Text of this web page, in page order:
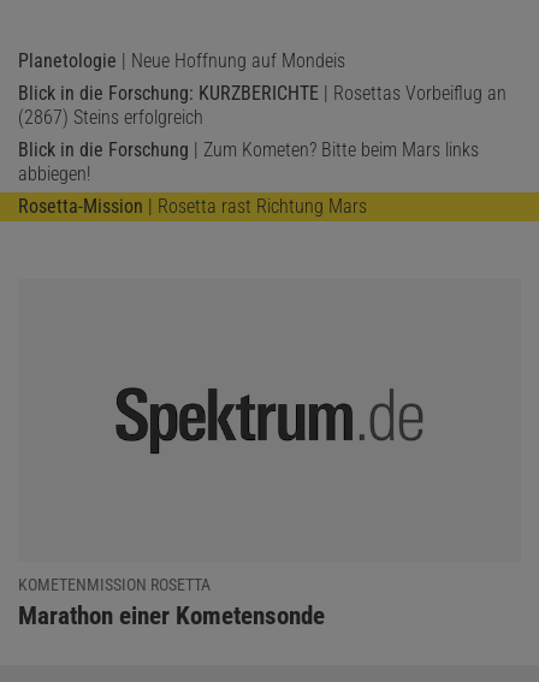
Planetologie | Neue Hoffnung auf Mondeis
Blick in die Forschung: KURZBERICHTE | Rosettas Vorbeiflug an
(2867) Steins erfolgreich
Blick in die Forschung | Zum Kometen? Bitte beim Mars links
abbiegen!
Rosetta-Mission | Rosetta rast Richtung Mars
KOMETENMISSION ROSETTA
:
Marathon einer Kometensonde